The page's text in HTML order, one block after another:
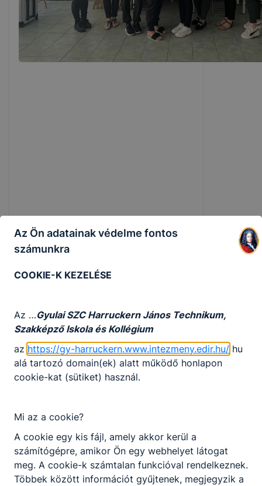
Megosztás
Az Ön adatainak védelme fontos
számunkra
COOKIE-K KEZELÉSE
Az …Gyulai SZC Harruckern János Technikum,
Szakképző Iskola és Kollégium
az https://gy-harruckern.www.intezmeny.edir.hu/ hu
alá tartozó domain(ek) alatt működő honlapon
cookie-kat (sütiket) használ.
Mi az a cookie?
A cookie egy kis fájl, amely akkor kerül a
számítógépre, amikor Ön egy webhelyet látogat
meg. A cookie-k számtalan funkcióval rendelkeznek.
Többek között információt gyűjtenek, megjegyzik a